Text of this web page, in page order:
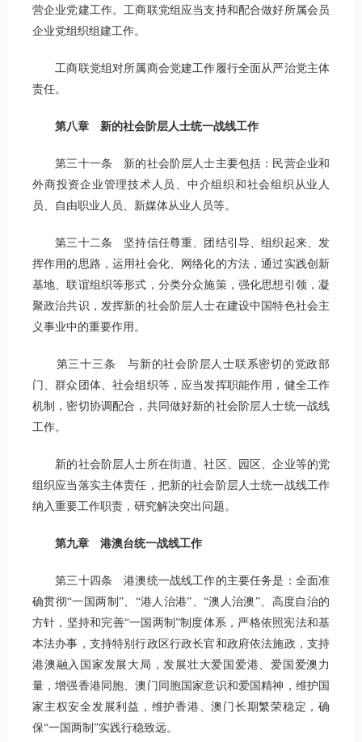
营企业党建工作。工商联党组应当支持和配合做好所属会员
企业党组织组建工作。
工商联党组对所属商会党建工作履行全面从严治党主体
责任。
第八章 新的社会阶层人士统一战线工作
第三十一条 新的社会阶层人士主要包括：民营企业和
外商投资企业管理技术人员、中介组织和社会组织从业人
员、自由职业人员、新媒体从业人员等。
第三十二条 坚持信任尊重、团结引导、组织起来、发
挥作用的思路，运用社会化、网络化的方法，通过实践创新
基地、联谊组织等形式，分类分众施策，强化思想引领，凝
聚政治共识，发挥新的社会阶层人士在建设中国特色社会主
义事业中的重要作用。
第三十三条 与新的社会阶层人士联系密切的党政部
门、群众团体、社会组织等，应当发挥职能作用，健全工作
机制，密切协调配合，共同做好新的社会阶层人士统一战线
工作。
新的社会阶层人士所在街道、社区、园区、企业等的党
组织应当落实主体责任，把新的社会阶层人士统一战线工作
纳入重要工作职责，研究解决突出问题。
第九章 港澳台统一战线工作
第三十四条 港澳统一战线工作的主要任务是：全面准
确贯彻“一国两制”、“港人治港”、“澳人治澳”、高度自治的
方针，坚持和完善“一国两制”制度体系，严格依照宪法和基
本法办事，支持特别行政区行政长官和政府依法施政，支持
港澳融入国家发展大局，发展壮大爱国爱港、爱国爱澳力
量，增强香港同胞、澳门同胞国家意识和爱国精神，维护国
家主权安全发展利益，维护香港、澳门长期繁荣稳定，确
保“一国两制”实践行稳致远。